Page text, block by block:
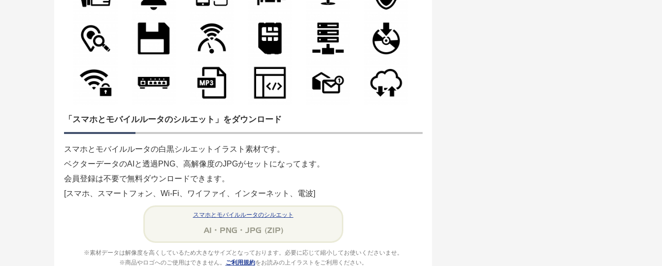
「スマホとモバイルルータのシルエット」をダウンロード
スマホとモバイルルータの白黒シルエットイラスト素材です。
ベクターデータのAIと透過PNG、高解像度のJPGがセットになってます。
会員登録は不要で無料ダウンロードできます。
[スマホ、スマートフォン、Wi-Fi、ワイファイ、インターネット、電波]
スマホとモバイルルータのシルエット
※素材データは解像度を高くしているため大きなサイズとなっております。必要に応じて縮小してお使いくださいませ。
※商品やロゴへのご使用はできません。
ご利用規約をお読みの上イラストをご利用ください。